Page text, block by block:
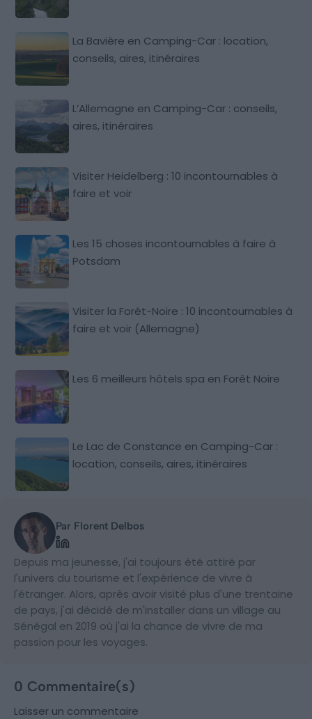
La Bavière en Camping-Car : location,
conseils, aires, itinéraires
L’Allemagne en Camping-Car : conseils,
aires, itinéraires
Visiter Heidelberg : 10 incontournables à
faire et voir
Les 15 choses incontournables à faire à
Potsdam
Visiter la Forêt-Noire : 10 incontournables à
faire et voir (Allemagne)
Les 6 meilleurs hôtels spa en Forêt Noire
Le Lac de Constance en Camping-Car :
location, conseils, aires, itinéraires
Par Florent Delbos
Depuis ma jeunesse, j'ai toujours été attiré par
l'univers du tourisme et l'expérience de vivre à
l'étranger. Alors, après avoir visité plus d'une trentaine
de pays, j'ai décidé de m'installer dans un village au
Sénégal en 2019 où j'ai la chance de vivre de ma
passion pour les voyages.
0 Commentaire(s)
Laisser un commentaire